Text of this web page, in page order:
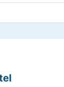
massageie